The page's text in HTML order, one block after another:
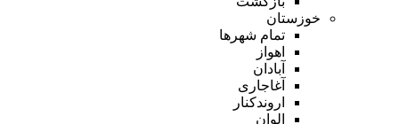
خوزستان
تمام شهر‌ها
اهواز
آبادان
آغاجاری
اروندکنار
الوان